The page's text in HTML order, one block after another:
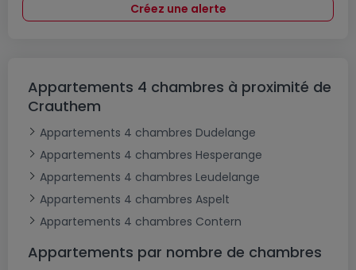
Créez une alerte
Appartements 4 chambres à proximité de
Crauthem
Appartements 4 chambres Dudelange
Appartements 4 chambres Hesperange
Appartements 4 chambres Leudelange
Appartements 4 chambres Aspelt
Appartements 4 chambres Contern
Appartements par nombre de chambres